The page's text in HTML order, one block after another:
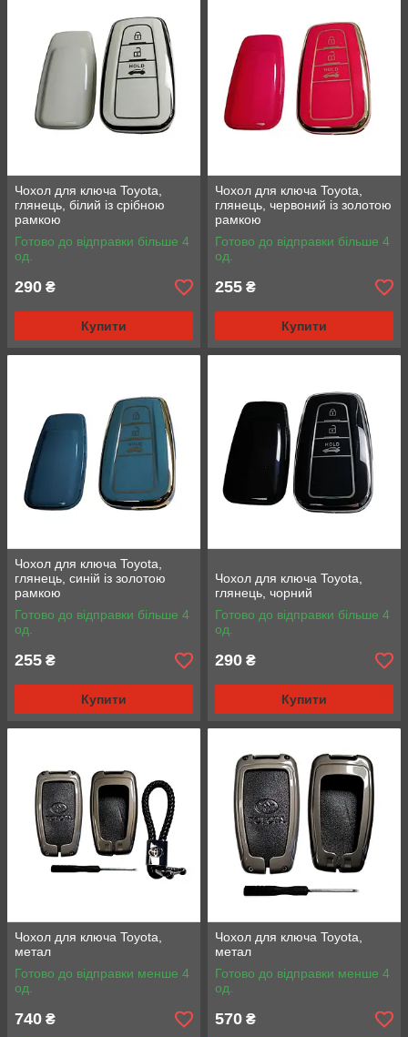
Чохол для ключа Toyota,
глянець, білий із срібною
рамкою
Готово до відправки більше 4
од.
290 ₴
Купити
Чохол для ключа Toyota,
глянець, червоний із золотою
рамкою
Готово до відправки більше 4
од.
255 ₴
Купити
Чохол для ключа Toyota,
глянець, синій із золотою
рамкою
Готово до відправки більше 4
од.
255 ₴
Купити
Чохол для ключа Toyota,
глянець, чорний
Готово до відправки більше 4
од.
290 ₴
Купити
Чохол для ключа Toyota,
метал
Готово до відправки менше 4
од.
740 ₴
Чохол для ключа Toyota,
метал
Готово до відправки менше 4
од.
570 ₴